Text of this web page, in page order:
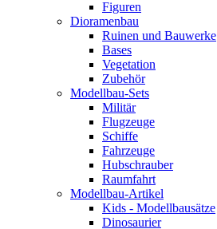
Figuren
Dioramenbau
Ruinen und Bauwerke
Bases
Vegetation
Zubehör
Modellbau-Sets
Militär
Flugzeuge
Schiffe
Fahrzeuge
Hubschrauber
Raumfahrt
Modellbau-Artikel
Kids - Modellbausätze
Dinosaurier